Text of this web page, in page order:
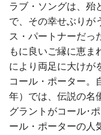
ラブ・ソングは、殆
で、その幸せぶりが
ス・パートナーだっ
もに良いご縁に恵ま
により両足に大けが
コール・ポーター。
年）では、伝説の名
グラントがコール･
ール・ポーターの人